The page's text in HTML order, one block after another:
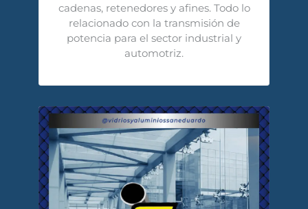
cadenas, retenedores y afines. Todo lo
relacionado con la transmisión de
potencia para el sector industrial y
automotriz.